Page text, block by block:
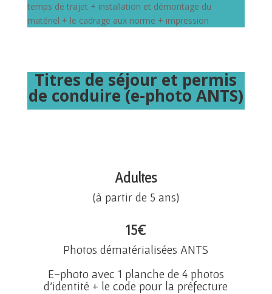
temps de trajet + installation et démontage du
matériel + le cadrage aux norme + impression
Titres de séjour et permis
de conduire (e-photo ANTS)
Adultes
(à partir de 5 ans)
15€
Photos dématérialisées ANTS
E-photo avec 1 planche de 4 photos
d’identité + le code pour la préfecture